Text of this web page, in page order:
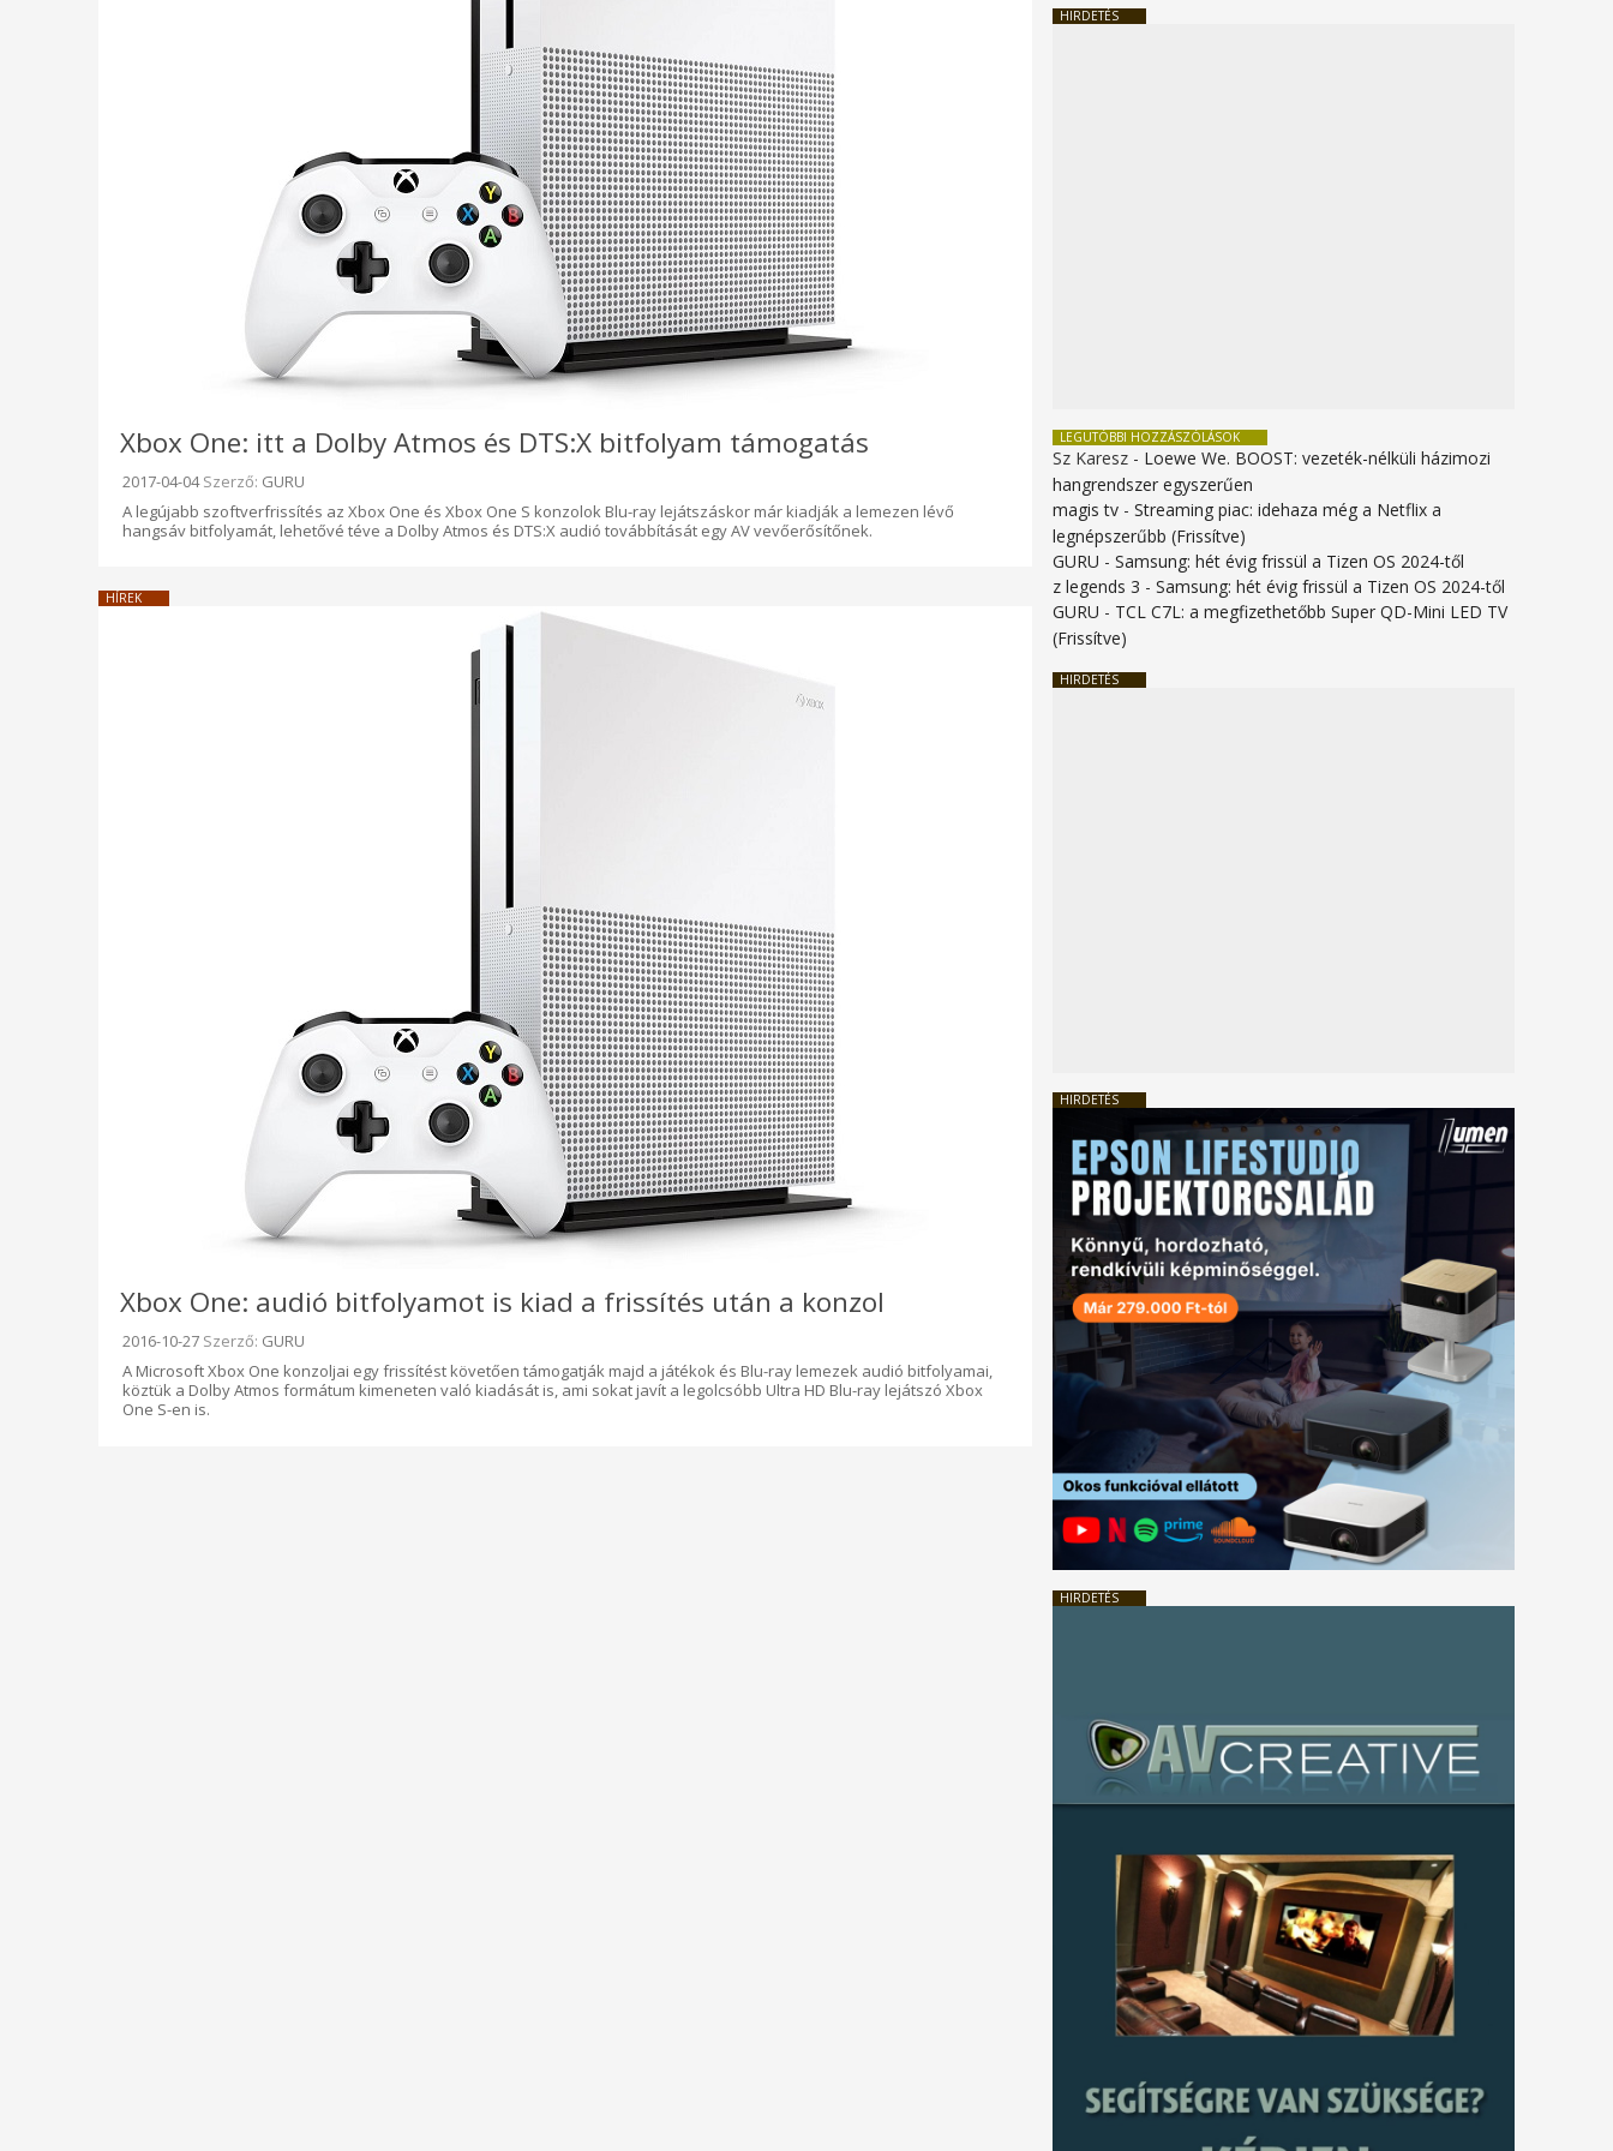
Xbox One: itt a Dolby Atmos és DTS:X bitfolyam támogatás
Beküldve:
2017-04-04Szerző: GURU
A legújabb szoftverfrissítés az Xbox One és Xbox One S konzolok Blu-ray lejátszáskor már kiadják a lemezen lévő
hangsáv bitfolyamát, lehetővé téve a Dolby Atmos és DTS:X audió továbbítását egy AV vevőerősítőnek.
HÍREK
Xbox One: audió bitfolyamot is kiad a frissítés után a konzol
Beküldve:
2016-10-27 Szerző: GURU
A Microsoft Xbox One konzoljai egy frissítést követően támogatják majd a játékok és Blu-ray lemezek audió bitfolyamai,
köztük a Dolby Atmos formátum kimeneten való kiadását is, ami sokat javít a legolcsóbb Ultra HD Blu-ray lejátszó Xbox
One S-en is.
HIRDETÉS
LEGUTÓBBI HOZZÁSZÓLÁSOK
Sz Karesz - Loewe We. BOOST: vezeték-nélküli házimozi
hangrendszer egyszerűen
magis tv -Streaming piac: idehaza még a Netflix a
legnépszerűbb (Frissítve)
GURU -Samsung: hét évig frissül a Tizen OS 2024-től
z legends 3 -Samsung: hét évig frissül a Tizen OS 2024-től
GURU - TCL C7L: a megfizethetőbb Super QD-Mini LED TV
(Frissítve)
HIRDETÉS
HIRDETÉS
HIRDETÉS